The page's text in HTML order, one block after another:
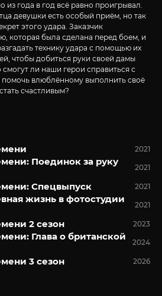
из года в год всё равно проигрывал.
девушки есть особый приём, но так
этого удара. Заказчик
которая была сделана перед боем, и
технику удара с помощью их
чтобы добиться руки своей дамы
ли наши герои справиться с
помочь влюблённому выполнить своё
счастливым?
2021
Поединок за руку
2021
Спецвыпуск 2021
жизнь в фотостудии
2021
2 сезон 2023
Глава о британской
2024
3 сезон 2026